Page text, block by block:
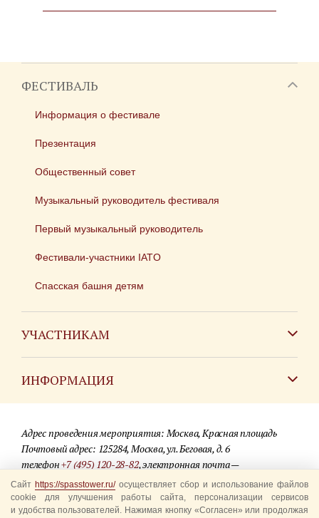
ФЕСТИВАЛЬ
Информация о фестивале
Презентация
Общественный совет
Музыкальный руководитель фестиваля
Первый музыкальный руководитель
Фестивали-участники IATO
Спасская башня детям
УЧАСТНИКАМ
ИНФОРМАЦИЯ
Для СМИ
Где купить билеты
Акции
Адрес проведения мероприятия: Москва, Красная площадь
Почтовый адрес: 125284, Москва, ул. Беговая, д. 6
телефон+7 (495) 120-28-82, электронная почта —
info@spasstower.ru
© 2009-2025 Официальный сайт фестиваля «Спасская башня»
Сайт https://spasstower.ru/осуществляет сбор и использование файлов
cookie для улучшения работы сайта, персонализации сервисов
и удобства пользователей. Нажимая кнопку «Согласен» или продолжая